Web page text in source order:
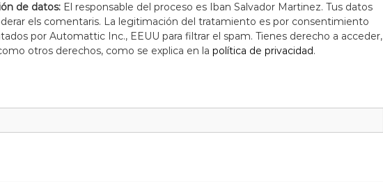
de datos: El responsable del proceso es Iban Salvador Martinez. Tus datos
els comentaris. La legitimación del tratamiento es por consentimiento
por Automattic Inc., EEUU para filtrar el spam. Tienes derecho a acceder,
otros derechos, como se explica en la política de privacidad.